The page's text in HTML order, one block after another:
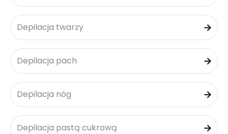
Depilacja twarzy
Depilacja pach
Depilacja nóg
Depilacja pastą cukrową